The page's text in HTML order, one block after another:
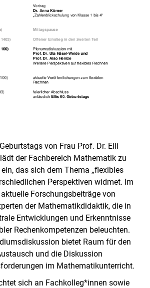
von Frau Prof. Dr. Elli
der Fachbereich Mathematik zu
das sich dem Thema „flexibles
Perspektiven widmet. Im
Forschungsbeiträge von
der Mathematikdidaktik, die in
Entwicklungen und Erkenntnisse
Rechenkompetenzen beleuchten.
bietet Raum für den
und die Diskussion
im Mathematikunterricht.
sich an Fachkolleg*innen sowie